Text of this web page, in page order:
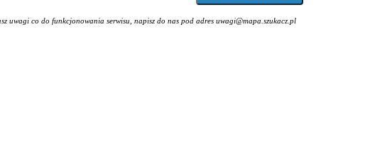
uwagi co do funkcjonowania serwisu, napisz do nas pod adres uwagi@mapa.szukacz.pl